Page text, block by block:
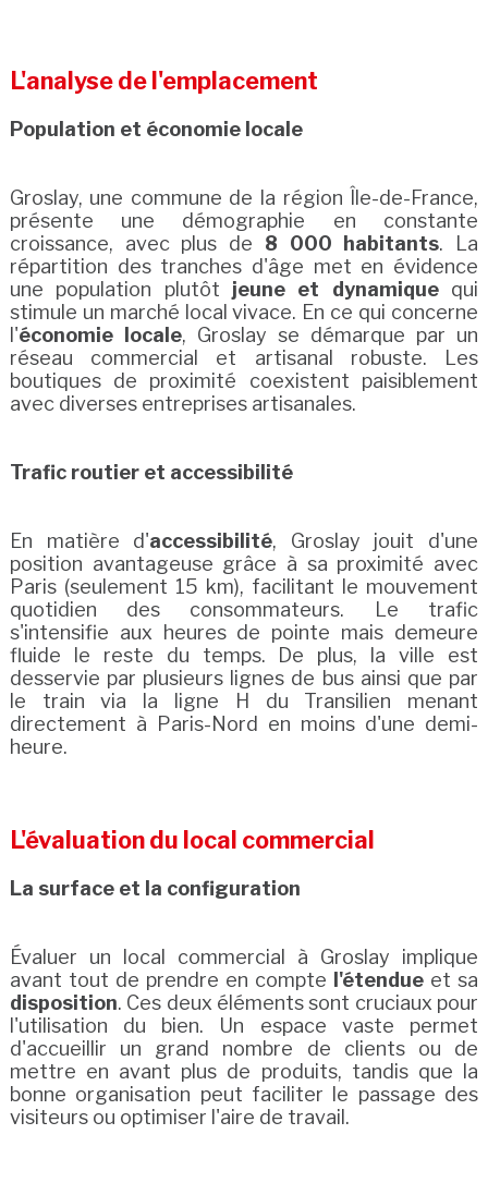
L'analyse de l'emplacement
Population et économie locale
Groslay, une commune de la région Île-de-France,
présente une démographie en constante
croissance, avec plus de 8 000 habitants. La
répartition des tranches d'âge met en évidence
une population plutôt jeune et dynamiquequi
stimule un marché local vivace. En ce qui concerne
l'économie locale, Groslay se démarque par un
réseau commercial et artisanal robuste. Les
boutiques de proximité coexistent paisiblement
avec diverses entreprises artisanales.
Trafic routier et accessibilité
En matière d'accessibilité, Groslay jouit d'une
position avantageuse grâce à sa proximité avec
Paris (seulement 15 km), facilitant le mouvement
quotidien des consommateurs. Le trafic
s'intensifie aux heures de pointe mais demeure
fluide le reste du temps. De plus, la ville est
desservie par plusieurs lignes de bus ainsi que par
le train via la ligne H du Transilien menant
directement à Paris-Nord en moins d'une demi-
heure.
L'évaluation du local commercial
La surface et la configuration
Évaluer un local commercial à Groslay implique
avant tout de prendre en compte
l'étendue et sa
disposition. Ces deux éléments sont cruciaux pour
l'utilisation du bien. Un espace vaste permet
d'accueillir un grand nombre de clients ou de
mettre en avant plus de produits, tandis que la
bonne organisation peut faciliter le passage des
visiteurs ou optimiser l'aire de travail.